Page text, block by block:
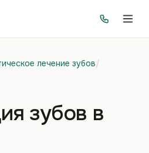
лечение зубов/
зубов в